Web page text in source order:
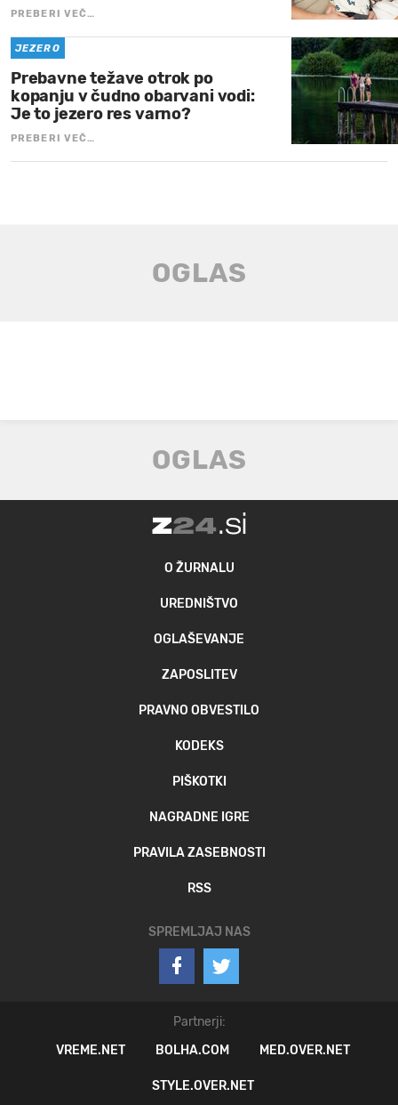
PREBERI VEČ…
JEZERO
Prebavne težave otrok po
kopanju v čudno obarvani vodi:
Je to jezero res varno?
PREBERI VEČ…
O ŽURNALU
UREDNIŠTVO
OGLAŠEVANJE
ZAPOSLITEV
PRAVNO OBVESTILO
KODEKS
PIŠKOTKI
NAGRADNE IGRE
PRAVILA ZASEBNOSTI
RSS
SPREMLJAJ NAS
Partnerji:
VREME.NET
BOLHA.COM MED.OVER.NET
STYLE.OVER.NET